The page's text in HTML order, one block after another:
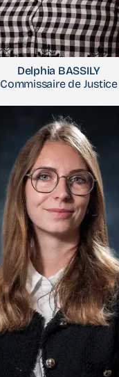
Delphia BASSILY
Commissaire de Justice